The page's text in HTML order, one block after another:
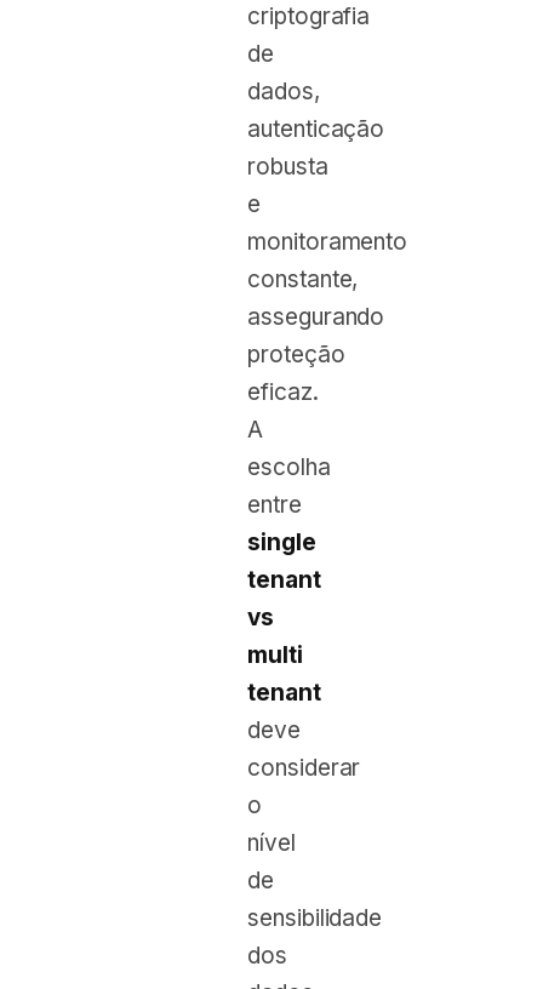
criptografia
de
dados,
autenticação
robusta
e
monitoramento
constante,
assegurando
proteção
eficaz.
A
escolha
entre
single
tenant
vs
multi
tenant
deve
considerar
o
nível
de
sensibilidade
dos